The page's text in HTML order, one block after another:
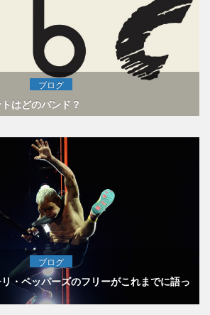
ブログ
はどのバンド？
ブログ
・ペッパーズのフリーがこれまでに語っ